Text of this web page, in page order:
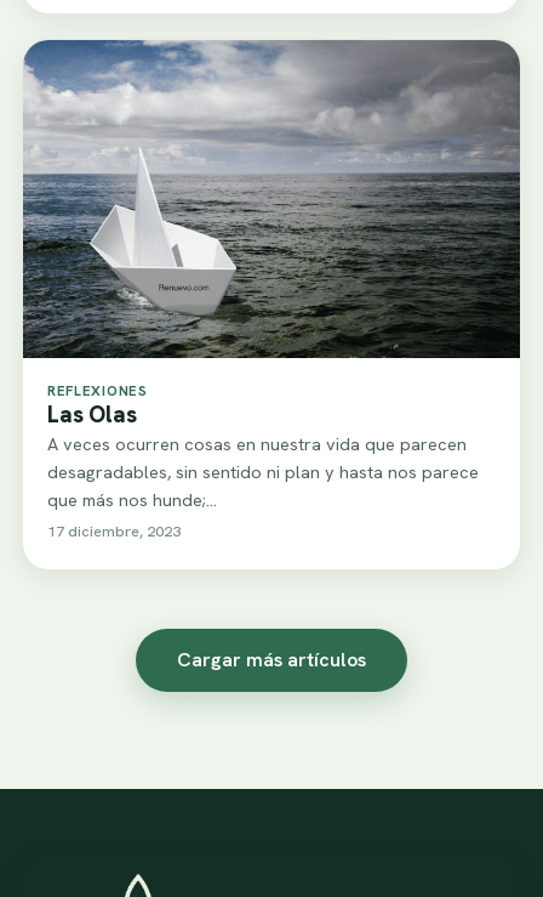
REFLEXIONES
Las Olas
A veces ocurren cosas en nuestra vida que parecen
desagradables, sin sentido ni plan y hasta nos parece
que más nos hunde;…
17 diciembre, 2023
Cargar más artículos